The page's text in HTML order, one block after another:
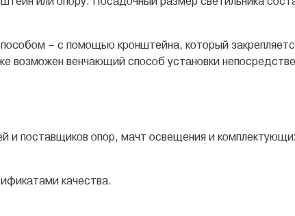
– с помощью кронштейна, который
возможен венчающий способ установки
и поставщиков опор, мачт освещения и
качества.